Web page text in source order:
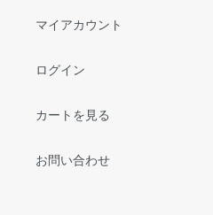
マイアカウント
ログイン
カートを見る
お問い合わせ